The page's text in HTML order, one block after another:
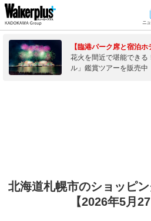
ニュ
【臨港パーク席と宿泊ホ
花火を間近で堪能でき
ル」鑑賞ツアーを販売中
北海道札幌市のショッピ
【2026年5月